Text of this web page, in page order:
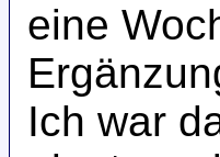
eine
Ich war